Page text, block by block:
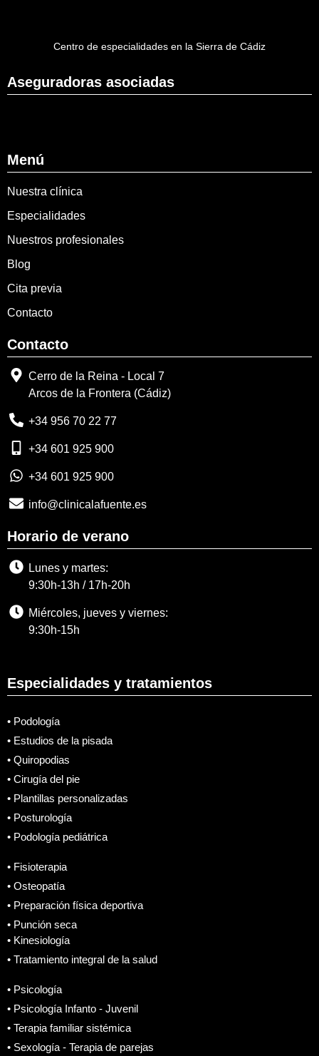
Centro de especialidades en la Sierra de Cádiz
Aseguradoras asociadas
Menú
Nuestra clínica
Especialidades
Nuestros profesionales
Blog
Cita previa
Contacto
Contacto
Cerro de la Reina - Local 7
Arcos de la Frontera (Cádiz)
+34 956 70 22 77
+34 601 925 900
+34 601 925 900
info@clinicalafuente.es
Horario de verano
Lunes y martes:
9:30h-13h / 17h-20h
Miércoles, jueves y viernes:
9:30h-15h
Especialidades y tratamientos
• Podología
• Estudios de la pisada
• Quiropodias
• Cirugía del pie
• Plantillas personalizadas
• Posturología
• Podología pediátrica
• Fisioterapia
• Osteopatía
• Preparación física deportiva
• Punción seca
• Kinesiología
• Tratamiento integral de la salud
• Psicología
• Psicología Infanto - Juvenil
• Terapia familiar sistémica
• Sexología - Terapia de parejas